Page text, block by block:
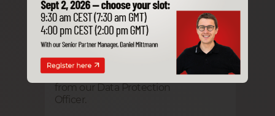
Officer
More security for your
valuable data! Be informed
about important information
from our Data Protection
Officer.